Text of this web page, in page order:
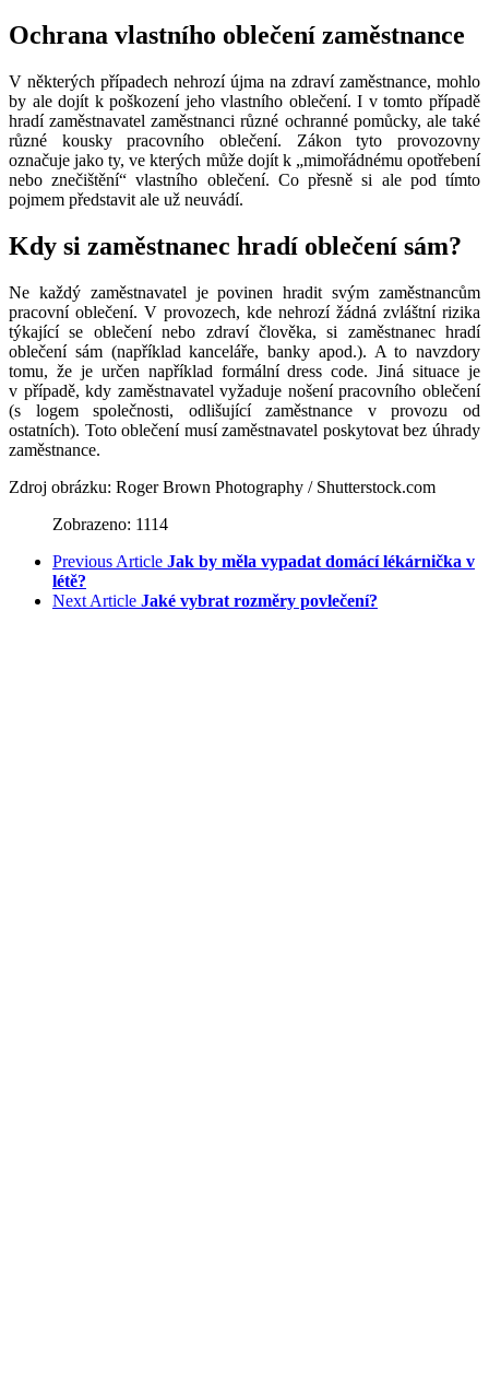
Ochrana vlastního oblečení zaměstnance
V některých případech nehrozí újma na zdraví zaměstnance, mohlo
by ale dojít k poškození jeho vlastního oblečení. I v tomto případě
hradí zaměstnavatel zaměstnanci různé ochranné pomůcky, ale také
různé kousky pracovního oblečení. Zákon tyto provozovny
označuje jako ty, ve kterých může dojít k „mimořádnému opotřebení
nebo znečištění“ vlastního oblečení. Co přesně si ale pod tímto
pojmem představit ale už neuvádí.
Kdy si zaměstnanec hradí oblečení sám?
Ne každý zaměstnavatel je povinen hradit svým zaměstnancům
pracovní oblečení. V provozech, kde nehrozí žádná zvláštní rizika
týkající se oblečení nebo zdraví člověka, si zaměstnanec hradí
oblečení sám (například kanceláře, banky apod.). A to navzdory
tomu, že je určen například formální dress code. Jiná situace je
v případě, kdy zaměstnavatel vyžaduje nošení pracovního oblečení
(s logem společnosti, odlišující zaměstnance v provozu od
ostatních). Toto oblečení musí zaměstnavatel poskytovat bez úhrady
zaměstnance.
Zdroj obrázku: Roger Brown Photography / Shutterstock.com
Zobrazeno: 1114
Previous Article Jak by měla vypadat domácí lékárnička v
létě?
Next Article Jaké vybrat rozměry povlečení?